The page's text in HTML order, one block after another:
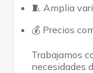
🧵 Amplia
💰 Precios
Trabajamos
necesidades